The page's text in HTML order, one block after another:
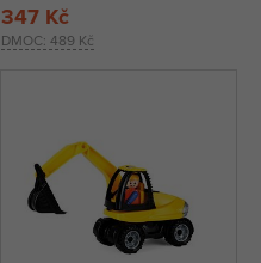
DMOC: 489 Kč
347 Kč